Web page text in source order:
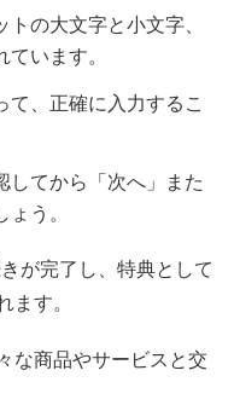
の大文字と小文字、
います。
て、正確に入力するこ
してから「次へ」また
う。
が完了し、特典として
ます。
な商品やサービスと交